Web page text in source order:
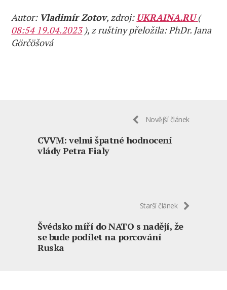
Autor: Vladimír Zotov, zdroj: UKRAINA.RU(
08:54 19.04.2023), z ruštiny přeložila: PhDr. Jana
Görčöšová
Novější článek
CVVM: velmi špatné hodnocení
vlády Petra Fialy
Starší článek
Švédsko míří do NATO s nadějí, že
se bude podílet na porcování
Ruska